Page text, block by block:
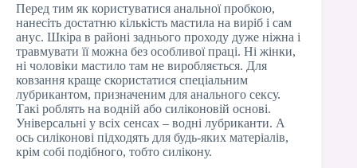
Перед тим як користуватися анальної пробкою,
нанесіть достатню кількість мастила на виріб і сам
анус. Шкіра в районі заднього проходу дуже ніжна і
травмувати її можна без особливої праці. Ні жінки,
ні чоловіки мастило там не виробляється. Для
ковзання краще скористатися спеціальним
лубрикантом, призначеним для анального сексу.
Такі роблять на водній або силіконовій основі.
Універсальні у всіх сенсах – водні лубриканти. А
ось силіконові підходять для будь-яких матеріалів,
крім собі подібного, тобто силікону.